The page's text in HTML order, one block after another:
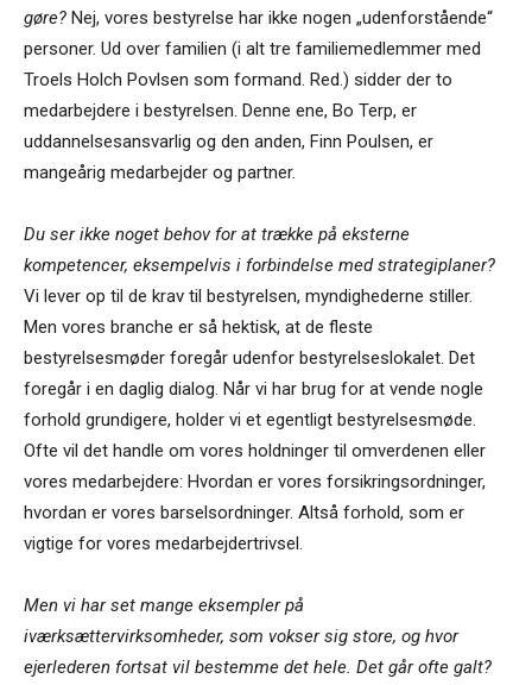
gøre? Nej, vores bestyrelse har ikke nogen „udenforstående“
personer. Ud over familien (i alt tre familiemedlemmer med
Troels Holch Povlsen som formand. Red.) sidder der to
medarbejdere i bestyrelsen. Denne ene, Bo Terp, er
uddannelsesansvarlig og den anden, Finn Poulsen, er
mangeårig medarbejder og partner.
Du ser ikke noget behov for at trække på eksterne
kompetencer, eksempelvis i forbindelse med strategiplaner?
Vi lever op til de krav til bestyrelsen, myndighederne stiller.
Men vores branche er så hektisk, at de fleste
bestyrelsesmøder foregår udenfor bestyrelseslokalet. Det
foregår i en daglig dialog. Når vi har brug for at vende nogle
forhold grundigere, holder vi et egentligt bestyrelsesmøde.
Ofte vil det handle om vores holdninger til omverdenen eller
vores medarbejdere: Hvordan er vores forsikringsordninger,
hvordan er vores barselsordninger. Altså forhold, som er
vigtige for vores medarbejdertrivsel.
Men vi har set mange eksempler på
iværksættervirksomheder, som vokser sig store, og hvor
ejerlederen fortsat vil bestemme det hele. Det går ofte galt?